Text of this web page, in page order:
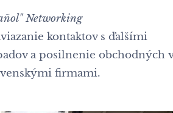
Networking
kontaktov s ďalšími
a posilnenie obchodných
firmami.